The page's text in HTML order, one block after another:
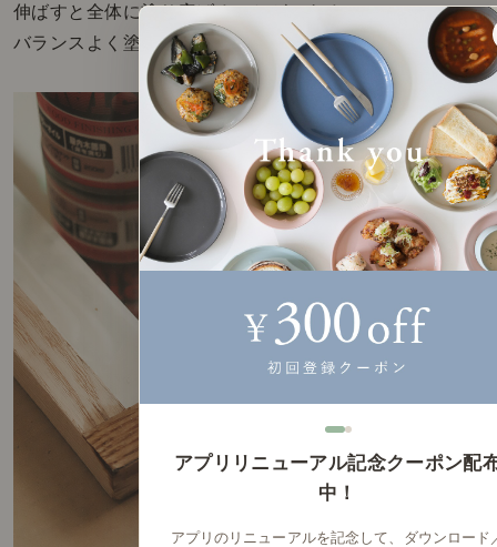
伸ばすと全体に塗り広げることができるので
バランスよく塗っていきましょう。
アプリリニューアル記念クーポン配
中！
アプリのリニューアルを記念して、ダウンロード